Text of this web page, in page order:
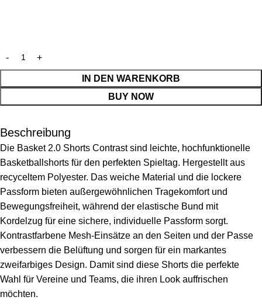
IN DEN WARENKORB
BUY NOW
Beschreibung
Die Basket 2.0 Shorts Contrast sind leichte, hochfunktionelle
Basketballshorts für den perfekten Spieltag. Hergestellt aus
recyceltem Polyester. Das weiche Material und die lockere
Passform bieten außergewöhnlichen Tragekomfort und
Bewegungsfreiheit, während der elastische Bund mit
Kordelzug für eine sichere, individuelle Passform sorgt.
Kontrastfarbene Mesh-Einsätze an den Seiten und der Passe
verbessern die Belüftung und sorgen für ein markantes
zweifarbiges Design. Damit sind diese Shorts die perfekte
Wahl für Vereine und Teams, die ihren Look auffrischen
möchten.